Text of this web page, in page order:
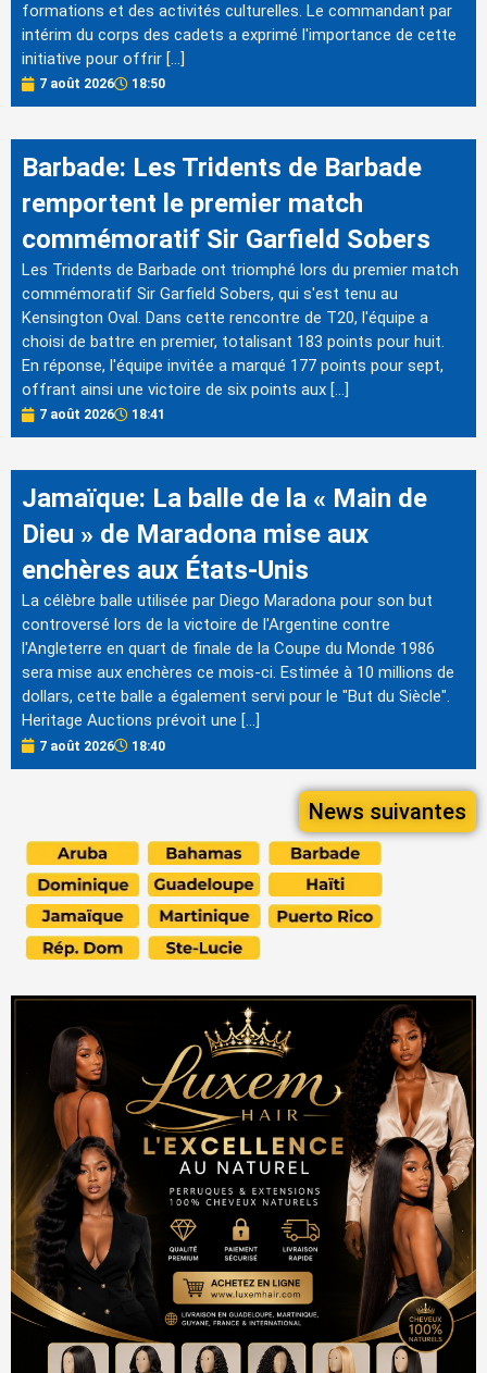
formations et des activités culturelles. Le commandant par
intérim du corps des cadets a exprimé l'importance de cette
initiative pour offrir […]
7 août 2026 18:50
Barbade: Les Tridents de Barbade
remportent le premier match
commémoratif Sir Garfield Sobers
Les Tridents de Barbade ont triomphé lors du premier match
commémoratif Sir Garfield Sobers, qui s'est tenu au
Kensington Oval. Dans cette rencontre de T20, l'équipe a
choisi de battre en premier, totalisant 183 points pour huit.
En réponse, l'équipe invitée a marqué 177 points pour sept,
offrant ainsi une victoire de six points aux […]
7 août 2026 18:41
Jamaïque: La balle de la « Main de
Dieu » de Maradona mise aux
enchères aux États-Unis
La célèbre balle utilisée par Diego Maradona pour son but
controversé lors de la victoire de l'Argentine contre
l'Angleterre en quart de finale de la Coupe du Monde 1986
sera mise aux enchères ce mois-ci. Estimée à 10 millions de
dollars, cette balle a également servi pour le "But du Siècle".
Heritage Auctions prévoit une […]
7 août 2026 18:40
News suivantes